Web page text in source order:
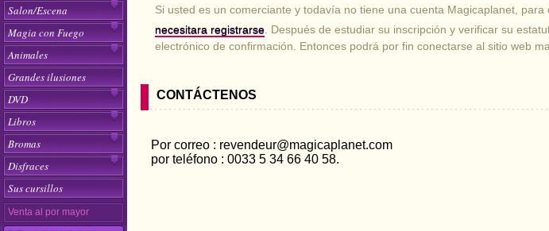
Salon/Escena
Magia con Fuego
Animales
Grandes ilusiones
DVD
Libros
Bromas
Disfraces
Sus cursillos
Venta al por mayor
Si usted es un comerciante y todavía no tiene una cuenta Magicaplanet, para
necesitara registrarse . Después de estudiar su inscripción y verificar su
electrónico de confirmación. Entonces podrá por fin conectarse al sitio web
CONTÁCTENOS
Por correo : revendeur@magicaplanet.com
por teléfono : 0033 5 34 66 40 58.